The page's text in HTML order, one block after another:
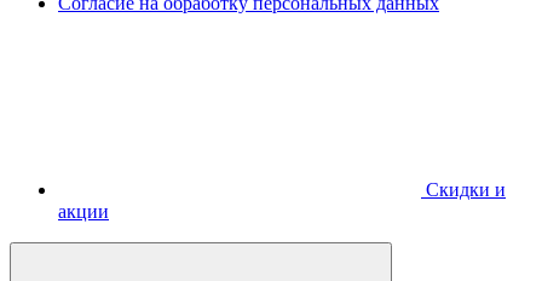
Скидки и
акции